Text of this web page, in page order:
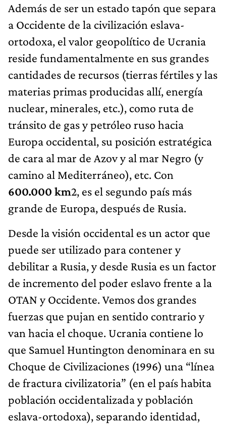
Además de ser un estado tapón que separa
a Occidente de la civilización eslava-
ortodoxa, el valor geopolítico de Ucrania
reside fundamentalmente en sus grandes
cantidades de recursos (tierras fértiles y las
materias primas producidas allí, energía
nuclear, minerales, etc.), como ruta de
tránsito de gas y petróleo ruso hacia
Europa occidental, su posición estratégica
de cara al mar de Azov y al mar Negro (y
camino al Mediterráneo), etc. Con
600.000 km2, es el segundo país más
grande de Europa, después de Rusia.
Desde la visión occidental es un actor que
puede ser utilizado para contener y
debilitar a Rusia, y desde Rusia es un factor
de incremento del poder eslavo frente a la
OTAN y Occidente. Vemos dos grandes
fuerzas que pujan en sentido contrario y
van hacia el choque. Ucrania contiene lo
que Samuel Huntington denominara en su
Choque de Civilizaciones (1996) una “línea
de fractura civilizatoria” (en el país habita
población occidentalizada y población
eslava-ortodoxa), separando identidad,